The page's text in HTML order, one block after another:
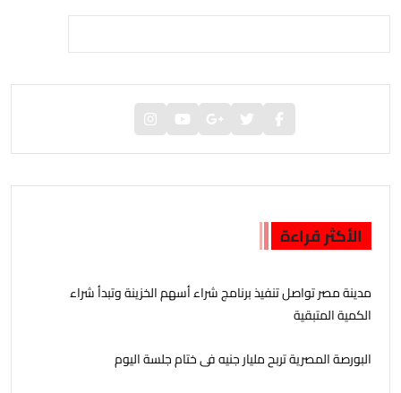
الأكثر قراءة
مدينة مصر تواصل تنفيذ برنامج شراء أسهم الخزينة وتبدأ شراء
الكمية المتبقية
البورصة المصرية تربح مليار جنيه فى ختام جلسة اليوم